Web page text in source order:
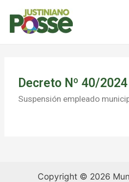
Decreto Nº 40/2024
Suspensión empleado
Copyright © 2026